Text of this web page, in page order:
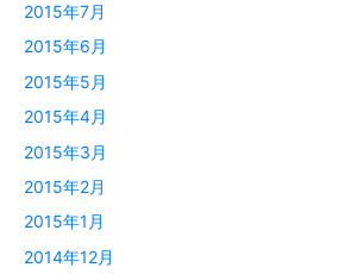
2015年7月
2015年6月
2015年5月
2015年4月
2015年3月
2015年2月
2015年1月
2014年12月